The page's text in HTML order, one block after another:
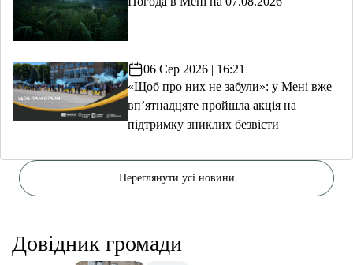
06 Сер 2026 | 16:21
«Щоб про них не забули»: у Мені вже
вп’ятнадцяте пройшла акція на
підтримку зниклих безвісти
Переглянути усі новини
Довідник громади